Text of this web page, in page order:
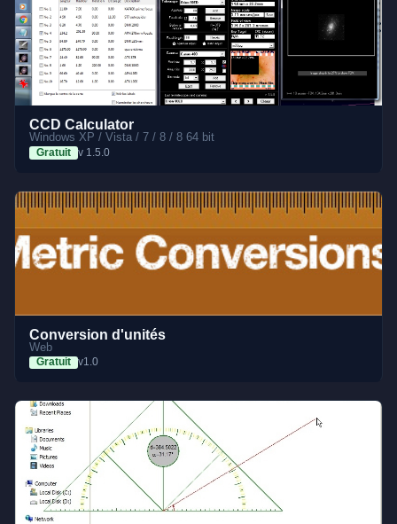
CCD Calculator
Windows XP / Vista / 7 / 8 / 8 64 bit
Gratuit v 1.5.0
Conversion d'unités
Web
Gratuit v1.0